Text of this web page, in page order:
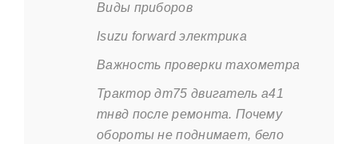
Виды приборов
Isuzu forward электрика
Важность проверки тахометра
Трактор дт75 двигатель а41
тнвд после ремонта. Почему
обороты не поднимает, бело